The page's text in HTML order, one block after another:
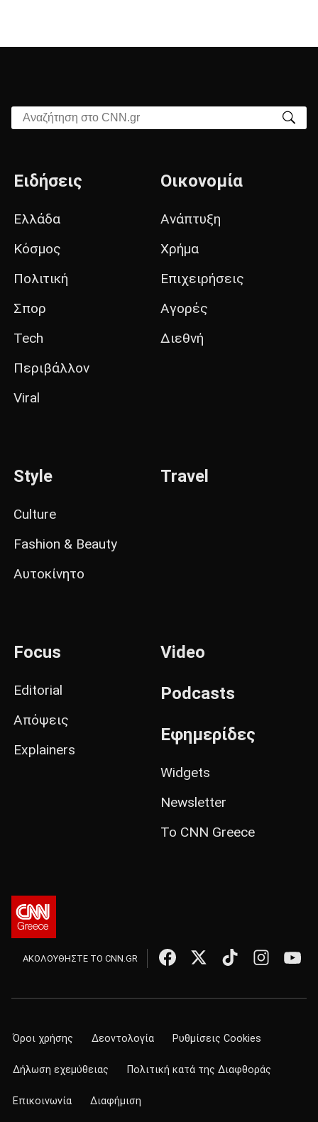
Αναζήτηση στο CNN.gr
Ειδήσεις
Ελλάδα
Κόσμος
Πολιτική
Σπορ
Tech
Περιβάλλον
Viral
Οικονομία
Ανάπτυξη
Χρήμα
Επιχειρήσεις
Αγορές
Διεθνή
Style
Culture
Fashion & Beauty
Αυτοκίνητο
Travel
Focus
Editorial
Απόψεις
Explainers
Video
Podcasts
Εφημερίδες
Widgets
Newsletter
Το CNN Greece
ΑΚΟΛΟΥΘΗΣΤΕ ΤΟ CNN.GR
Όροι χρήσης Δεοντολογία Ρυθμίσεις Cookies
Δήλωση εχεμύθειας Πολιτική κατά της Διαφθοράς
Επικοινωνία Διαφήμιση